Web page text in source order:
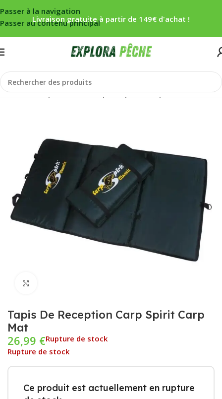
Passer à la navigation
Passer au contenu principal
Livraison gratuite à partir de 149€ d'achat !
Accueil/Carpe/No kill/Réception/pesée/Tapis
Tapis De Reception Carp Spirit Carp
Mat
26,99 €Rupture de stock
Rupture de stock
Ce produit est actuellement en rupture